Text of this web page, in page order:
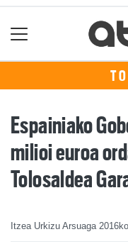
Espainiako
milioi euroa
Tolosaldea
Itzea Urkizu Arsuaga